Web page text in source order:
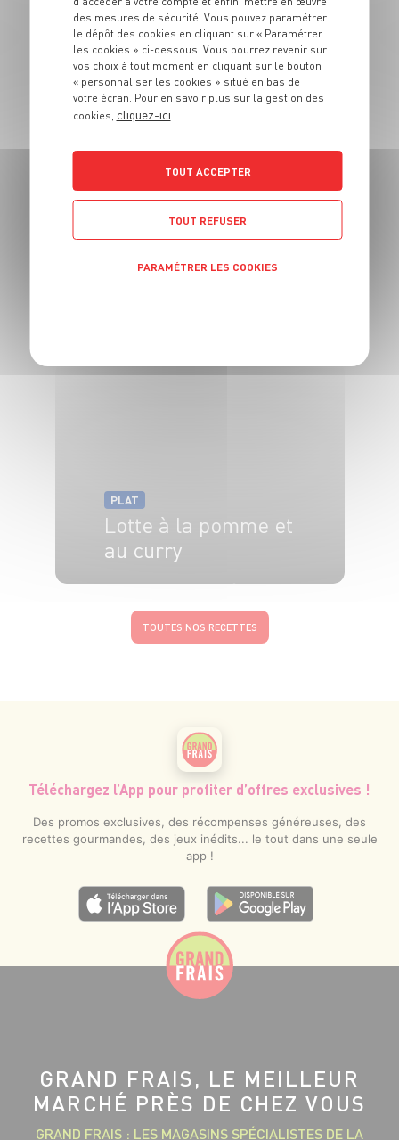
PLAT
Mac & Cheese au
butternut
4 pers. 20 min 40 min
PLAT
Lotte à la pomme et
au curry
TOUTES NOS RECETTES
Téléchargez l’App pour profiter d’offres exclusives !
Des promos exclusives, des récompenses généreuses, des
recettes gourmandes, des jeux inédits... le tout dans une seule
app !
GRAND FRAIS, LE MEILLEUR
MARCHÉ PRÈS DE CHEZ VOUS
GRAND FRAIS : LES MAGASINS SPÉCIALISTES DE LA
des mesures de sécurité. Vous pouvez paramétrer
le dépôt des cookies en cliquant sur « Paramétrer
les cookies » ci-dessous. Vous pourrez revenir sur
vos choix à tout moment en cliquant sur le bouton
« personnaliser les cookies » situé en bas de
votre écran. Pour en savoir plus sur la gestion des
cookies, cliquez-ici
TOUT ACCEPTER
TOUT REFUSER
PARAMÉTRER LES COOKIES